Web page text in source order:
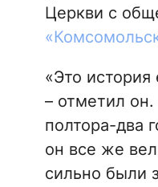
Церкви с
«Это
– отметил
полтора-два
он все же
сильно были